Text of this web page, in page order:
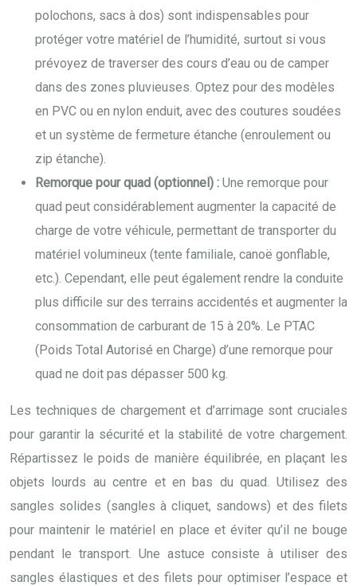
polochons, sacs à dos) sont indispensables pour
protéger votre matériel de l’humidité, surtout si vous
prévoyez de traverser des cours d’eau ou de camper
dans des zones pluvieuses. Optez pour des modèles
en PVC ou en nylon enduit, avec des coutures soudées
et un système de fermeture étanche (enroulement ou
zip étanche).
Remorque pour quad (optionnel) : Une remorque pour
quad peut considérablement augmenter la capacité de
charge de votre véhicule, permettant de transporter du
matériel volumineux (tente familiale, canoë gonflable,
etc.). Cependant, elle peut également rendre la conduite
plus difficile sur des terrains accidentés et augmenter la
consommation de carburant de 15 à 20%. Le PTAC
(Poids Total Autorisé en Charge) d’une remorque pour
quad ne doit pas dépasser 500 kg.
Les techniques de chargement et d’arrimage sont cruciales
pour garantir la sécurité et la stabilité de votre chargement.
Répartissez le poids de manière équilibrée, en plaçant les
objets lourds au centre et en bas du quad. Utilisez des
sangles solides (sangles à cliquet, sandows) et des filets
pour maintenir le matériel en place et éviter qu’il ne bouge
pendant le transport. Une astuce consiste à utiliser des
sangles élastiques et des filets pour optimiser l’espace et